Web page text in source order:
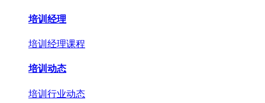
培训经理
培训经理课程
培训动态
培训行业动态